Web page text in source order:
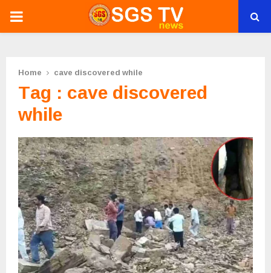
PRIMARY
Home cave discovered while
Tag : cave discovered
while